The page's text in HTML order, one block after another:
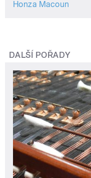
Honza Macoun
DALŠÍ POŘADY